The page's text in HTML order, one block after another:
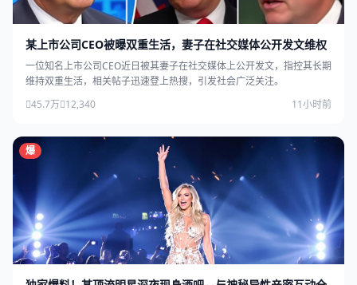
某上市公司CEO被曝双重生活，妻子在社交媒体公开发文维权
一位知名上市公司CEO近日被其妻子在社交媒体上公开发文，指控其长期
维持双重生活，相关帖子迅速登上热搜，引发社会广泛关注。
45.7万 12,340 11小时前
爆